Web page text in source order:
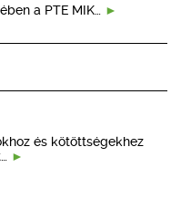
a PTE MIK…
és kötöttségekhez